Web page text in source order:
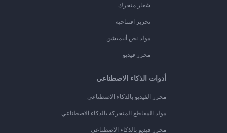
شعار متحرك
تحرير افتتاحية
مولد نص أنيميشن
محرر فيديو
أدوات الذكاء الاصطناعي
محرر الفيديو بالذكاء الاصطناعي
مولد المقاطع المتحركة بالذكاء الاصطناعي
محرر فيديو بالذكاء الاصطناعي